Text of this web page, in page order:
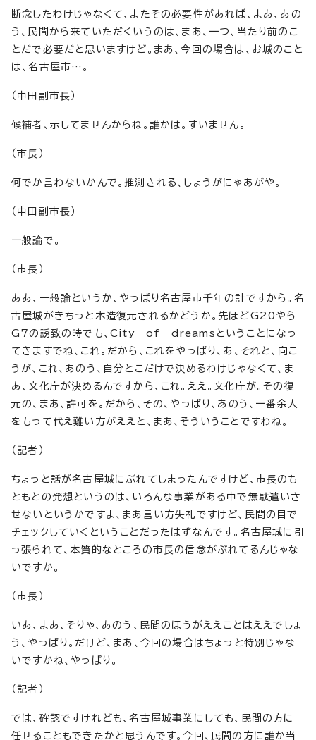
断念したわけじゃなくて、またその必要性があれば、まあ、あの
う、民間から来ていただくいうのは、まあ、一つ、当たり前のこ
とだで必要だと思いますけど。まあ、今回の場合は、お城のこと
は、名古屋市…。
（中田副市長）
候補者、示してませんからね。誰かは。すいません。
（市長）
何でか言わないかんで。推測される、しょうがにゃあがや。
（中田副市長）
一般論で。
（市長）
ああ、一般論というか、やっぱり名古屋市千年の計ですから。名
古屋城がきちっと木造復元されるかどうか。先ほどG20やら
G7の誘致の時でも、City of dreamsということになっ
てきますでね、これ。だから、これをやっぱり、あ、それと、向こ
うが、これ、あのう、自分とこだけで決めるわけじゃなくて、ま
あ、文化庁が決めるんですから、これ。ええ。文化庁が。その復
元の、まあ、許可を。だから、その、やっぱり、あのう、一番余人
をもって代え難い方がええと、まあ、そういうことですわね。
（記者）
ちょっと話が名古屋城にぶれてしまったんですけど、市長のも
ともとの発想というのは、いろんな事業がある中で無駄遣いさ
せないというかですよ、まあ言い方失礼ですけど、民間の目で
チェックしていくということだったはずなんです。名古屋城に引
っ張られて、本質的なところの市長の信念がぶれてるんじゃな
いですか。
（市長）
いあ、まあ、そりゃ、あのう、民間のほうがええことはええでしょ
う、やっぱり。だけど、まあ、今回の場合はちょっと特別じゃな
いですかね、やっぱり。
（記者）
では、確認ですけれども、名古屋城事業にしても、民間の方に
任せることもできたかと思うんです。今回、民間の方に誰か当